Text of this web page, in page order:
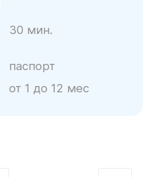
30 мин.
паспорт
от 1 до 12 мес